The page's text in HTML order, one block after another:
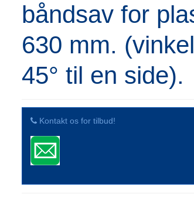
båndsav for
630 mm.
45° til en side).
Kontakt os for tilbud!